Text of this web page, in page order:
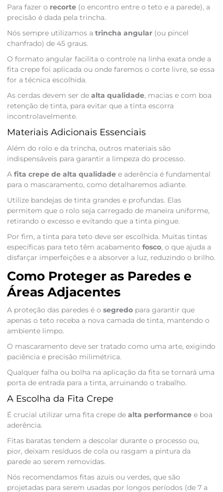
Para fazer o recorte(o encontro entre o teto e a parede), a
precisão é dada pela trincha.
Nós sempre utilizamos a trincha angular(ou pincel
chanfrado) de 45 graus.
O formato angular facilita o controle na linha exata onde a
fita crepe foi aplicada ou onde faremos o corte livre, se essa
for a técnica escolhida.
As cerdas devem ser de alta qualidade, macias e com boa
retenção de tinta, para evitar que a tinta escorra
incontrolavelmente.
Materiais Adicionais Essenciais
Além do rolo e da trincha, outros materiais são
indispensáveis para garantir a limpeza do processo.
A fita crepe de alta qualidadee aderência é fundamental
para o mascaramento, como detalharemos adiante.
Utilize bandejas de tinta grandes e profundas. Elas
permitem que o rolo seja carregado de maneira uniforme,
retirando o excesso e evitando que a tinta pingue.
Por fim, a tinta para teto deve ser escolhida. Muitas tintas
específicas para teto têm acabamento fosco, o que ajuda a
disfarçar imperfeições e a absorver a luz, reduzindo o brilho.
Como Proteger as Paredes e
Áreas Adjacentes
A proteção das paredes é o segredopara garantir que
apenas o teto receba a nova camada de tinta, mantendo o
ambiente limpo.
O mascaramento deve ser tratado como uma arte, exigindo
paciência e precisão milimétrica.
Qualquer falha ou bolha na aplicação da fita se tornará uma
porta de entrada para a tinta, arruinando o trabalho.
A Escolha da Fita Crepe
É crucial utilizar uma fita crepe de alta performancee boa
aderência.
Fitas baratas tendem a descolar durante o processo ou,
pior, deixam resíduos de cola ou rasgam a pintura da
parede ao serem removidas.
Nós recomendamos fitas azuis ou verdes, que são
projetadas para serem usadas por longos períodos (de 7 a